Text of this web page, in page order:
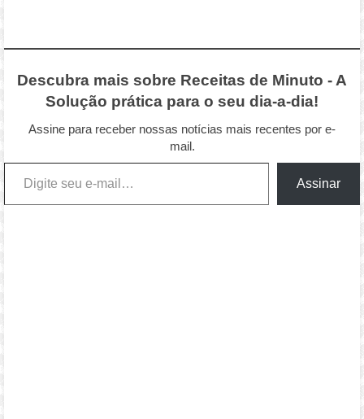
Descubra mais sobre Receitas de Minuto - A
Solução prática para o seu dia-a-dia!
Assine para receber nossas notícias mais recentes por e-
mail.
Digite seu e-mail…
Assinar